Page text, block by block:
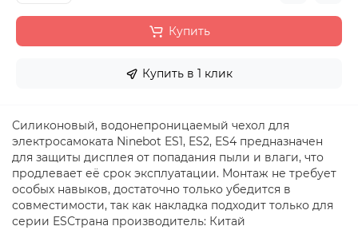
Купить
Купить в 1 клик
Силиконовый, водонепроницаемый чехол для
электросамоката Ninebot ES1, ES2, ES4 предназначен
для защиты дисплея от попадания пыли и влаги, что
продлевает её срок эксплуатации. Монтаж не требует
особых навыков, достаточно только убедится в
совместимости, так как накладка подходит только для
серии ESСтрана производитель: Китай